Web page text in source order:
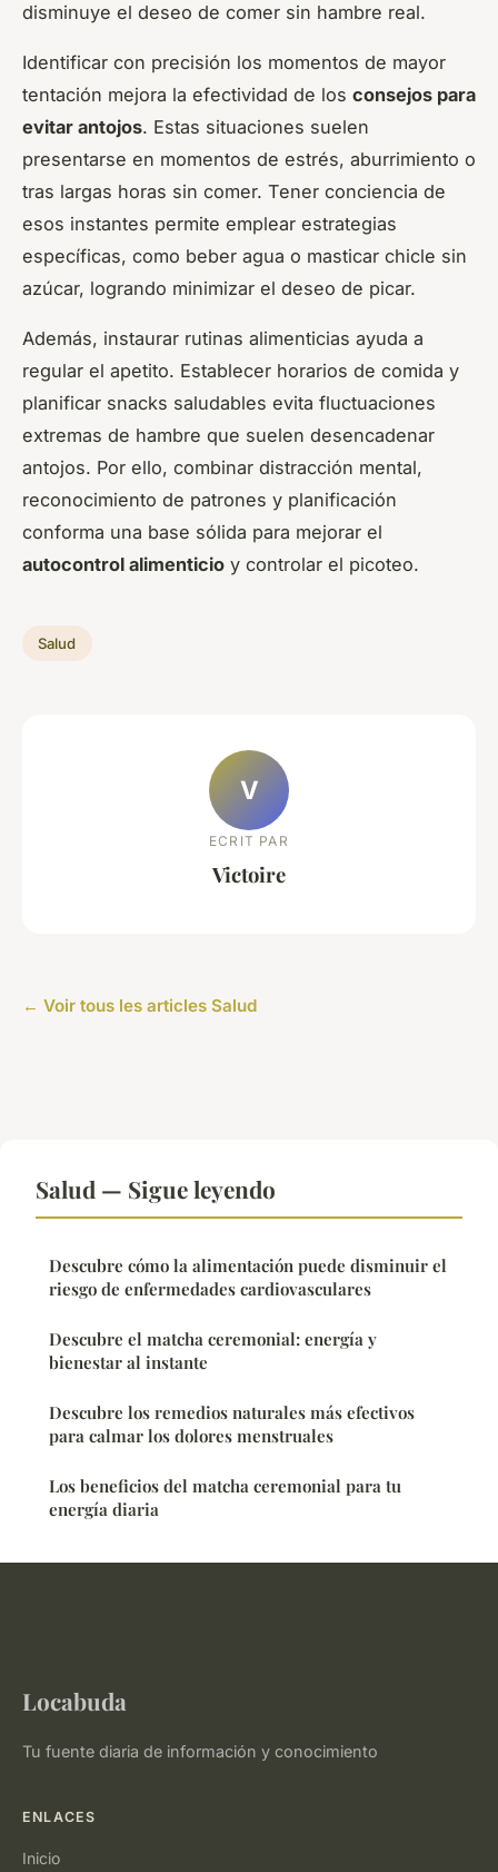
disminuye el deseo de comer sin hambre real.
Identificar con precisión los momentos de mayor
tentación mejora la efectividad de los consejos para
evitar antojos. Estas situaciones suelen
presentarse en momentos de estrés, aburrimiento o
tras largas horas sin comer. Tener conciencia de
esos instantes permite emplear estrategias
específicas, como beber agua o masticar chicle sin
azúcar, logrando minimizar el deseo de picar.
Además, instaurar rutinas alimenticias ayuda a
regular el apetito. Establecer horarios de comida y
planificar snacks saludables evita fluctuaciones
extremas de hambre que suelen desencadenar
antojos. Por ello, combinar distracción mental,
reconocimiento de patrones y planificación
conforma una base sólida para mejorar el
autocontrol alimenticio y controlar el picoteo.
Salud
V
ECRIT PAR
Victoire
← Voir tous les articles Salud
Salud — Sigue leyendo
Descubre cómo la alimentación puede disminuir el
riesgo de enfermedades cardiovasculares
Descubre el matcha ceremonial: energía y
bienestar al instante
Descubre los remedios naturales más efectivos
para calmar los dolores menstruales
Los beneficios del matcha ceremonial para tu
energía diaria
Locabuda
Tu fuente diaria de información y conocimiento
ENLACES
Inicio